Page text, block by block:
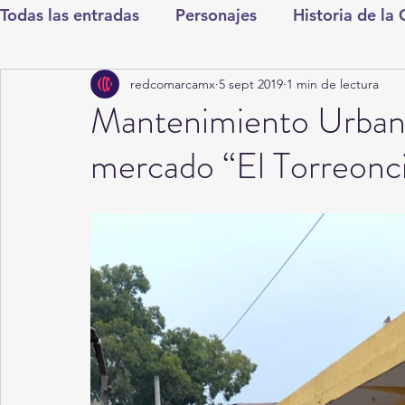
Todas las entradas Personajes Historia de la
Deportes Salud Entretenimiento
Round Cero Columnistas CDMX
Gómez Palacio
Durango Titulares en Inicio
Santa Aurelia de los Vientos San Pedro
Mantenimiento
mercado “El
redcomarcamx 5 sept 2019 1 min de lectura